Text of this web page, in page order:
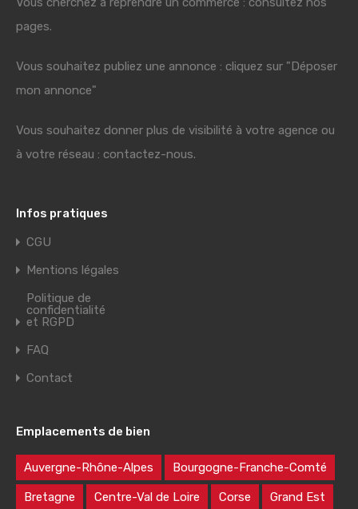
pages.
Vous souhaitez publiez une annonce : cliquez sur "Déposer
mon annonce"
Vous souhaitez donner plus de visibilité à votre agence ou
à votre réseau : contactez-nous.
Infos pratiques
CGU
Mentions légales
Politique de
confidentialité
et RGPD
FAQ
Contact
Emplacements de bien
Auvergne-Rhône-Alpes Bourgogne-Franche-Comté
Bretagne Centre-Val de Loire Corse Grand Est